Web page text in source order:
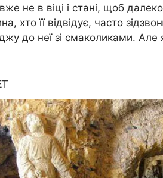
не в віці і стані, щоб далеко
хто її відвідує, часто
до неї зі смаколиками. Але